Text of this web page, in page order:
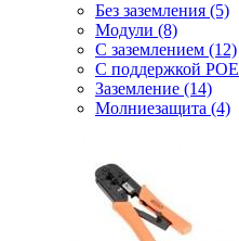
Без заземления (5)
Модули (8)
С заземлением (12)
С поддержкой POE
Заземление (14)
Молниезащита (4)